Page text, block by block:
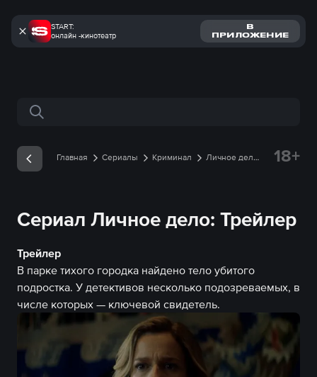
START:
онлайн -кинотеатр
В
ПРИЛОЖЕНИЕ
Поиск по сайту
Главная Сериалы Криминал
Личное дело
18+
Сериал Личное дело: Трейлер
Трейлер
В парке тихого городка найдено тело убитого
подростка. У детективов несколько подозреваемых, в
числе которых — ключевой свидетель.